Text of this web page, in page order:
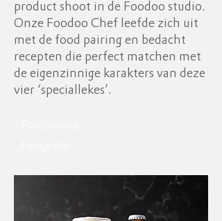
product shoot in de Foodoo studio.
Onze Foodoo Chef leefde zich uit
met de food pairing en bedacht
recepten die perfect matchen met
de eigenzinnige karakters van deze
vier ‘speciallekes’.